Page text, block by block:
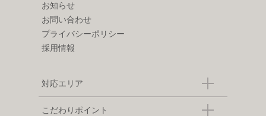
お知らせ
お問い合わせ
プライバシーポリシー
採用情報
対応エリア
こだわりポイント